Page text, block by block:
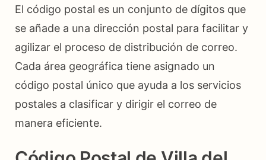
El código postal es un conjunto de dígitos que
se añade a una dirección postal para facilitar y
agilizar el proceso de distribución de correo.
Cada área geográfica tiene asignado un
código postal único que ayuda a los servicios
postales a clasificar y dirigir el correo de
manera eficiente.